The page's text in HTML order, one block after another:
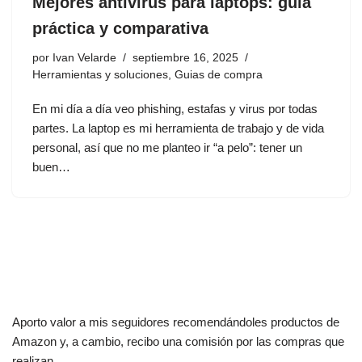
práctica y comparativa
por Ivan Velarde
septiembre 16, 2025
Herramientas y soluciones Guias de compra
En mi día a día veo phishing, estafas y virus por todas
partes. La laptop es mi herramienta de trabajo y de vida
personal, así que no me planteo ir “a pelo”: tener un
buen…
Aporto valor a mis seguidores recomendándoles productos de
Amazon y, a cambio, recibo una comisión por las compras que